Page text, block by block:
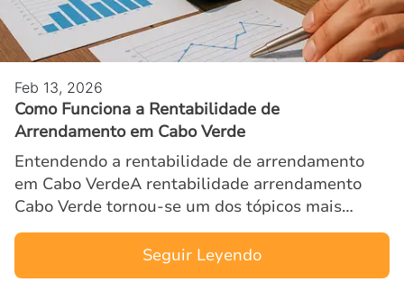
Feb 13, 2026
Como Funciona a Rentabilidade de
Arrendamento em Cabo Verde
Entendendo a rentabilidade de arrendamento
em Cabo VerdeA rentabilidade arrendamento
Cabo Verde tornou-se um dos tópicos mais
relevantes para investidores internacionais
interessados em gerar renda pa…
Seguir Leyendo